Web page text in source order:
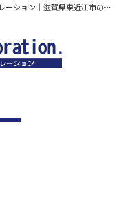
夏季の休業日のお知らせ | 株式会社イワネクスコーポレーション｜滋賀県東近江市の暮らしのサポーターLPガス販売から住宅・店舗のリフォームまで